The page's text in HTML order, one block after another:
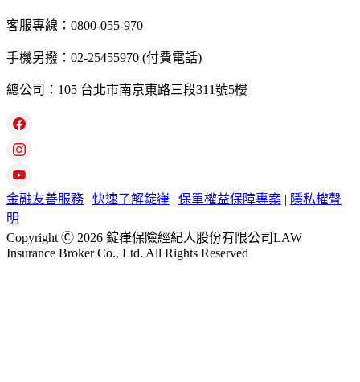
客服專線：0800-055-970
手機另撥：02-25455970 (付費電話)
總公司：105 台北市南京東路三段311號5樓
金融友善服務 | 快速了解錠嵂 | 保單權益保障專案 | 隱私權聲
明
Copyright Ⓒ 2026 錠嵂保險經紀人股份有限公司LAW
Insurance Broker Co., Ltd. All Rights Reserved